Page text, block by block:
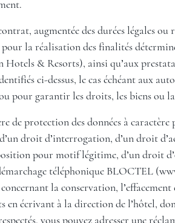
augmentée des durées légales
la réalisation des finalités
& Resorts), ainsi qu’aux
ci-dessus, le cas échéant aux
pour garantir les droits, les biens ou
protection des données à caractère
droit d’interrogation, d’un droit
pour motif légitime, d’un droit
téléphonique BLOCTEL (
la conservation,
écrivant à la direction de l’hôtel,
vous pouvez adresser une